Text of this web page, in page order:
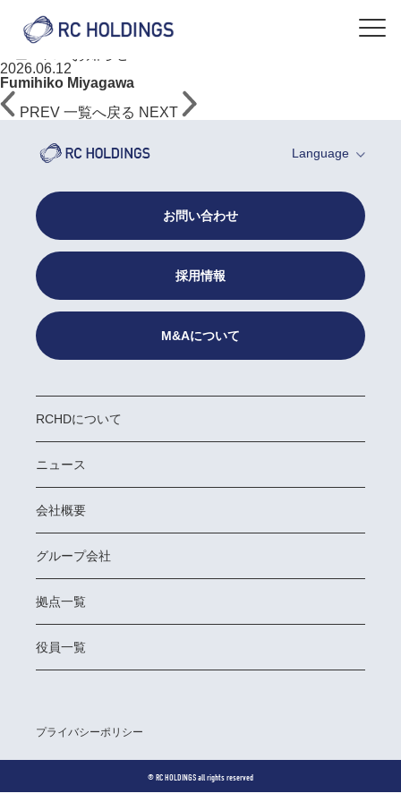
NEWS
2026.06.12
Fumihiko Miyagawa
PREV 一覧へ戻る NEXT
Language
RCHDについて
ニュース
会社概要
グループ会社
拠点一覧
役員一覧
プライバシーポリシー
お問い合わせ
採用情報
M&Aについて
©︎ RC HOLDINGS all rights reserved